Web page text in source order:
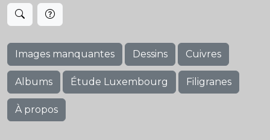
Images manquantes Dessins Cuivres
Albums Étude Luxembourg Filigranes
À propos